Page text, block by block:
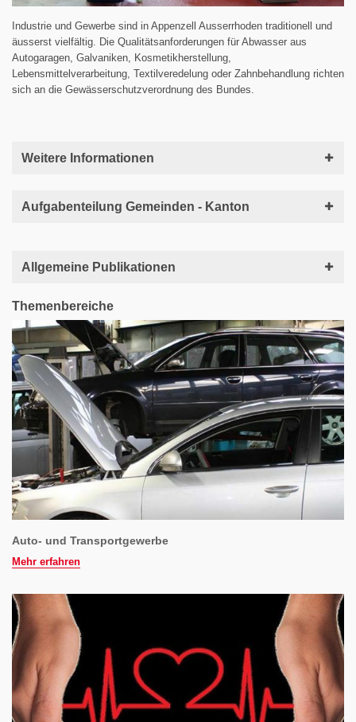
Industrie und Gewerbe sind in Appenzell Ausserrhoden traditionell und
äusserst vielfältig. Die Qualitätsanforderungen für Abwasser aus
Autogaragen, Galvaniken, Kosmetikherstellung,
Lebensmittelverarbeitung, Textilveredelung oder Zahnbehandlung richten
sich an die Gewässerschutzverordnung des Bundes.
Weitere Informationen
Aufgabenteilung Gemeinden - Kanton
Allgemeine Publikationen
Themenbereiche
Auto- und Transportgewerbe
Mehr erfahren